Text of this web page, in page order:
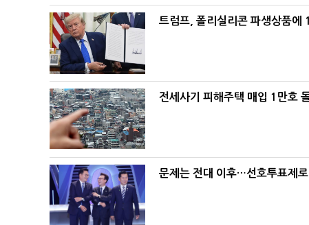
트럼프, 폴리실리콘 파생상품
전세사기 피해주택 매입 1만호
문제는 전대 이후…선호투표제